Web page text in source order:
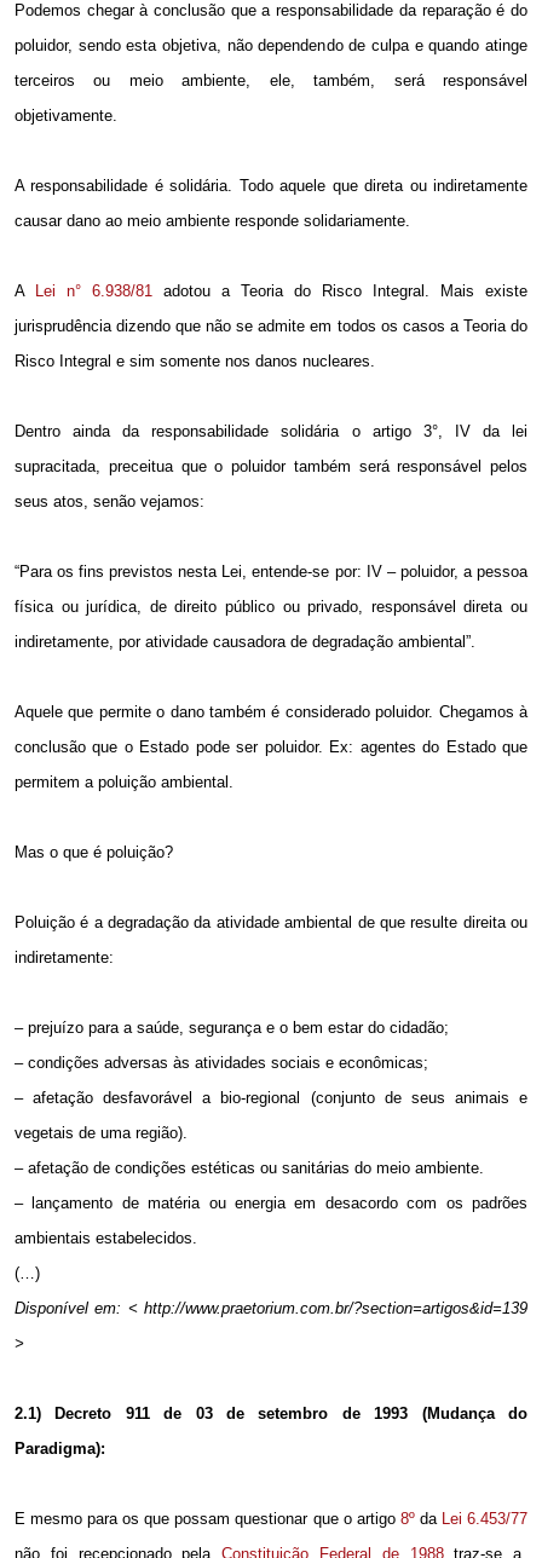
Podemos chegar à conclusão que a responsabilidade da reparação é do
poluidor, sendo esta objetiva, não dependendo de culpa e quando atinge
terceiros ou meio ambiente, ele, também, será responsável
objetivamente.
A responsabilidade é solidária. Todo aquele que direta ou indiretamente
causar dano ao meio ambiente responde solidariamente.
A Lei n° 6.938/81 adotou a Teoria do Risco Integral. Mais existe
jurisprudência dizendo que não se admite em todos os casos a Teoria do
Risco Integral e sim somente nos danos nucleares.
Dentro ainda da responsabilidade solidária o artigo 3°, IV da lei
supracitada, preceitua que o poluidor também será responsável pelos
seus atos, senão vejamos:
“Para os fins previstos nesta Lei, entende-se por: IV – poluidor, a pessoa
física ou jurídica, de direito público ou privado, responsável direta ou
indiretamente, por atividade causadora de degradação ambiental”.
Aquele que permite o dano também é considerado poluidor. Chegamos à
conclusão que o Estado pode ser poluidor. Ex: agentes do Estado que
permitem a poluição ambiental.
Mas o que é poluição?
Poluição é a degradação da atividade ambiental de que resulte direita ou
indiretamente:
– prejuízo para a saúde, segurança e o bem estar do cidadão;
– condições adversas às atividades sociais e econômicas;
– afetação desfavorável a bio-regional (conjunto de seus animais e
vegetais de uma região).
– afetação de condições estéticas ou sanitárias do meio ambiente.
– lançamento de matéria ou energia em desacordo com os padrões
ambientais estabelecidos.
(…)
Disponível em: < http://www.praetorium.com.br/?section=artigos&id=139
>
2.1) Decreto 911 de 03 de setembro de 1993 (Mudança do
Paradigma):
E mesmo para os que possam questionar que o artigo 8ºda Lei 6.453/77
não foi recepcionado pelaConstituição Federal de 1988traz-se a